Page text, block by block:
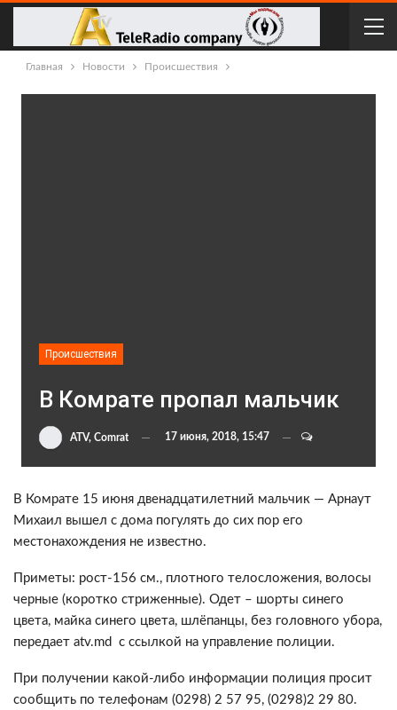
Главная Новости Происшествия
Происшествия
В Комрате пропал мальчик
ATV, Comrat 17 июня, 2018, 15:47
В Комрате 15 июня двенадцатилетний мальчик — Арнаут
Михаил вышел с дома погулять до сих пор его
местонахождения не известно.
Приметы: рост-156 см., плотного телосложения, волосы
черные (коротко стриженные). Одет – шорты синего
цвета, майка синего цвета, шлёпанцы, без головного убора,
передает atv.md с ссылкой на управление полиции.
При получении какой-либо информации полиция просит
сообщить по телефонам (0298) 2 57 95, (0298)2 29 80.